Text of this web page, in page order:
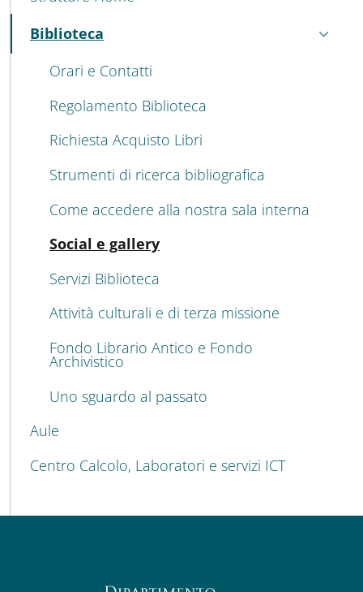
Biblioteca
Attivo
Orari e Contatti
Regolamento Biblioteca
Richiesta Acquisto Libri
Strumenti di ricerca bibliografica
Come accedere alla nostra sala interna
Social e gallery
Servizi Biblioteca
Attività culturali e di terza missione
Fondo Librario Antico e Fondo
Archivistico
Uno sguardo al passato
Aule
Centro Calcolo, Laboratori e servizi ICT